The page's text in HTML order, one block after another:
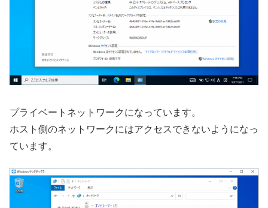
プライベートネットワークになっています。
ホスト側のネットワークにはアクセスできないようになっ
ています。